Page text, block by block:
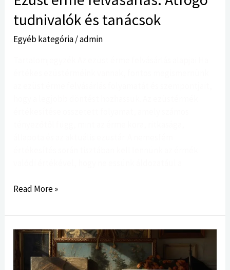
tudnivalók és tanácsok
Egyéb kategória/admin
Read More »
Miért
fontos
a festmények